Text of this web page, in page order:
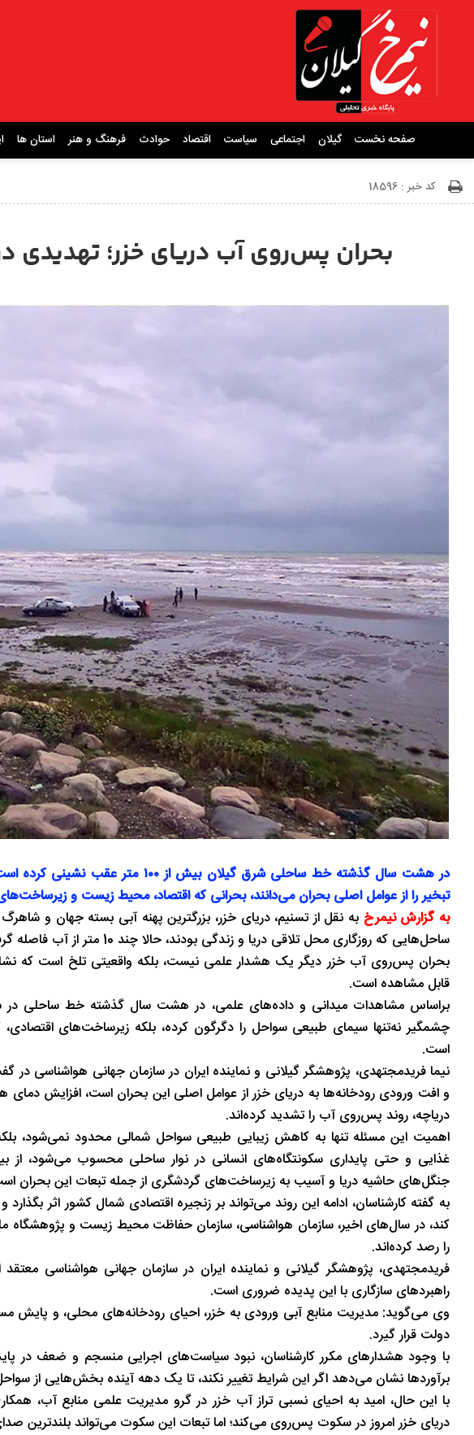
صفحه نخست گیلان اجتماعی سیاست اقتصاد حوادث فرهنگ و هنر استان ها
کد خبر : 18596
بحران پس‌روی آب دریای خزر؛
در هشت سال گذشته خط ساحلی شرق گیلان
تبخیر را از عوامل اصلی بحران می‌دانند، بحرانی که اقتصاد، محیط ‌زیست و
به گزارش نیمرخ به نقل از تسنیم، دریای خزر، بزرگترین پهنه آبی بسته جهان و
ساحل‌هایی که روزگاری محل تلاقی دریا و زندگی بودند، حالا چند 10 متر از آب فاصله گرفته‌اند.
بحران پس‌روی آب خزر دیگر یک هشدار علمی نیست، بلکه واقعیتی تلخ است که
قابل مشاهده است.
چشمگیر نه‌تنها سیمای طبیعی سواحل را دگرگون کرده، بلکه زیرساخت‌های
است.
نیما فریدمجتهدی، پژوهشگر گیلانی و نماینده ایران در سازمان جهانی هواشناسی در
و افت ورودی رودخانه‌ها به دریای خزر از عوامل اصلی این بحران است، افزایش
دریاچه، روند پس‌روی آب را تشدید کرده‌اند.
اهمیت این مسئله تنها به کاهش زیبایی طبیعی سواحل شمالی محدود نمی‌شود،
غذایی و حتی پایداری سکونتگاه‌های انسانی در نوار ساحلی محسوب می‌شود،
جنگل‌های حاشیه دریا و آسیب به زیرساخت‌های گردشگری از جمله تبعات این بحران
به گفته کارشناسان، ادامه این روند می‌تواند بر زنجیره اقتصادی شمال کشور اثر
کند،‌ در سال‌های اخیر، سازمان هواشناسی، سازمان حفاظت محیط زیست و پژوهشگاه
را رصد کرده‌اند.
فریدمجتهدی، پژوهشگر گیلانی و نماینده ایران در سازمان جهانی هواشناسی
راهبردهای سازگاری با این پدیده ضروری است.
وی می‌گوید: مدیریت منابع آبی ورودی به خزر، احیای رودخانه‌های محلی، و پایش
دولت قرار گیرد.
با وجود هشدارهای مکرر کارشناسان، نبود سیاست‌های اجرایی منسجم و ضعف در
برآوردها نشان می‌دهد اگر این شرایط تغییر نکند، تا یک دهه آینده بخش‌هایی از
با این حال، امید به احیای نسبی تراز آب خزر در گرو مدیریت علمی منابع آب،
دریای خزر امروز در سکوت پس‌روی می‌کند؛ اما تبعات این سکوت می‌تواند بلندترین
در دل روستاهای گیلان